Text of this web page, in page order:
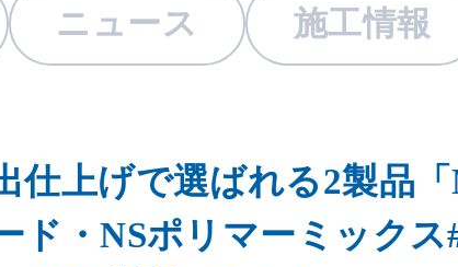
ニュース 施工情報
仕上げで選ばれる2製品
ド・NSポリマーミックス